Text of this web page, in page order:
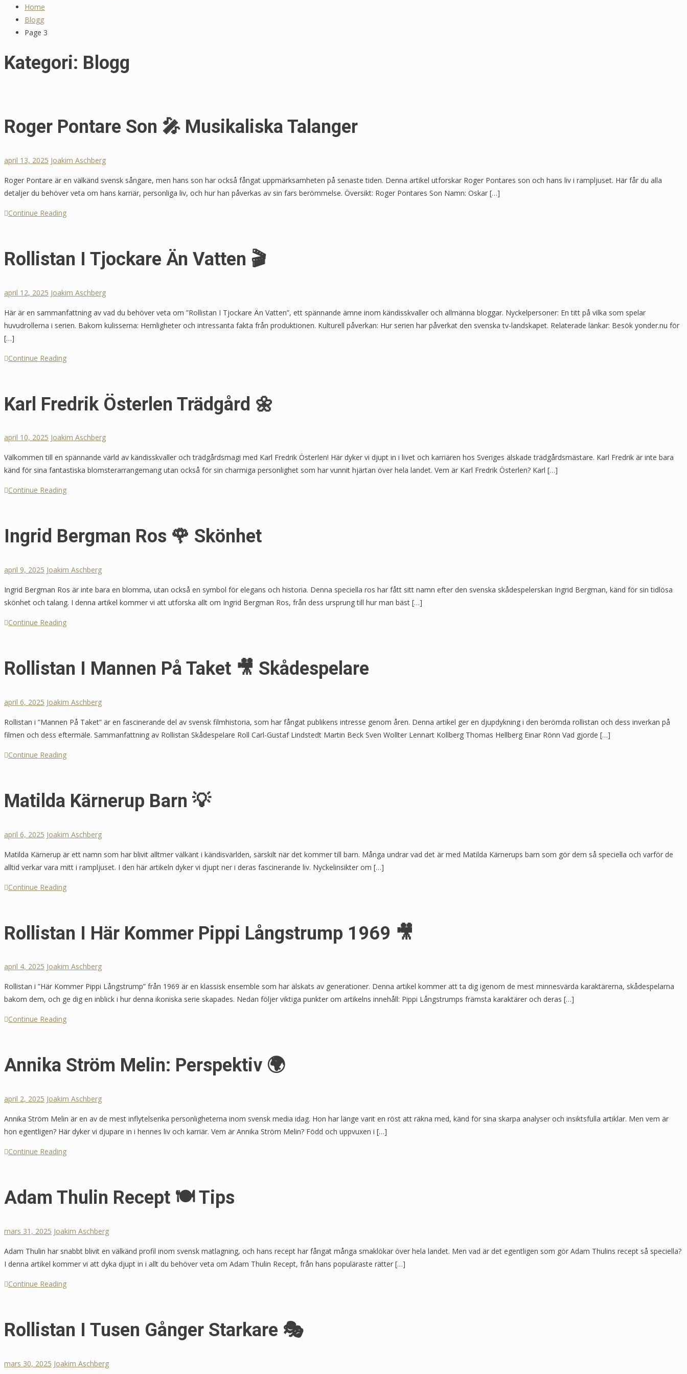
Home
Blogg
Page 3
Kategori: Blogg
Roger Pontare Son 🎤 Musikaliska Talanger
april 13, 2025 Joakim Aschberg
Roger Pontare är en välkänd svensk sångare, men hans son har också fångat uppmärksamheten på senaste tiden. Denna artikel utforskar Roger Pontares son och hans liv i rampljuset. Här får du alla
detaljer du behöver veta om hans karriär, personliga liv, och hur han påverkas av sin fars berömmelse. Översikt: Roger Pontares Son Namn: Oskar […]
Continue Reading
Rollistan I Tjockare Än Vatten 🎬
april 12, 2025 Joakim Aschberg
Här är en sammanfattning av vad du behöver veta om ”Rollistan I Tjockare Än Vatten”, ett spännande ämne inom kändisskvaller och allmänna bloggar. Nyckelpersoner: En titt på vilka som spelar
huvudrollerna i serien. Bakom kulisserna: Hemligheter och intressanta fakta från produktionen. Kulturell påverkan: Hur serien har påverkat den svenska tv-landskapet. Relaterade länkar: Besök yonder.nu för
[…]
Continue Reading
Karl Fredrik Österlen Trädgård 🌼
april 10, 2025 Joakim Aschberg
Välkommen till en spännande värld av kändisskvaller och trädgårdsmagi med Karl Fredrik Österlen! Här dyker vi djupt in i livet och karriären hos Sveriges älskade trädgårdsmästare. Karl Fredrik är inte bara
känd för sina fantastiska blomsterarrangemang utan också för sin charmiga personlighet som har vunnit hjärtan över hela landet. Vem är Karl Fredrik Österlen? Karl […]
Continue Reading
Ingrid Bergman Ros 🌹 Skönhet
april 9, 2025 Joakim Aschberg
Ingrid Bergman Ros är inte bara en blomma, utan också en symbol för elegans och historia. Denna speciella ros har fått sitt namn efter den svenska skådespelerskan Ingrid Bergman, känd för sin tidlösa
skönhet och talang. I denna artikel kommer vi att utforska allt om Ingrid Bergman Ros, från dess ursprung till hur man bäst […]
Continue Reading
Rollistan I Mannen På Taket 🎥 Skådespelare
april 6, 2025 Joakim Aschberg
Rollistan i ”Mannen På Taket” är en fascinerande del av svensk filmhistoria, som har fångat publikens intresse genom åren. Denna artikel ger en djupdykning i den berömda rollistan och dess inverkan på
filmen och dess eftermäle. Sammanfattning av Rollistan Skådespelare Roll Carl-Gustaf Lindstedt Martin Beck Sven Wollter Lennart Kollberg Thomas Hellberg Einar Rönn Vad gjorde […]
Continue Reading
Matilda Kärnerup Barn 💡
april 6, 2025 Joakim Aschberg
Matilda Kärnerup är ett namn som har blivit alltmer välkänt i kändisvärlden, särskilt när det kommer till barn. Många undrar vad det är med Matilda Kärnerups barn som gör dem så speciella och varför de
alltid verkar vara mitt i rampljuset. I den här artikeln dyker vi djupt ner i deras fascinerande liv. Nyckelinsikter om […]
Continue Reading
Rollistan I Här Kommer Pippi Långstrump 1969 🎥
april 4, 2025 Joakim Aschberg
Rollistan i ”Här Kommer Pippi Långstrump” från 1969 är en klassisk ensemble som har älskats av generationer. Denna artikel kommer att ta dig igenom de mest minnesvärda karaktärerna, skådespelarna
bakom dem, och ge dig en inblick i hur denna ikoniska serie skapades. Nedan följer viktiga punkter om artikelns innehåll: Pippi Långstrumps främsta karaktärer och deras […]
Continue Reading
Annika Ström Melin: Perspektiv 🌍
april 2, 2025 Joakim Aschberg
Annika Ström Melin är en av de mest inflytelserika personligheterna inom svensk media idag. Hon har länge varit en röst att räkna med, känd för sina skarpa analyser och insiktsfulla artiklar. Men vem är
hon egentligen? Här dyker vi djupare in i hennes liv och karriär. Vem är Annika Ström Melin? Född och uppvuxen i […]
Continue Reading
Adam Thulin Recept 🍽️ Tips
mars 31, 2025 Joakim Aschberg
Adam Thulin har snabbt blivit en välkänd profil inom svensk matlagning, och hans recept har fångat många smaklökar över hela landet. Men vad är det egentligen som gör Adam Thulins recept så speciella?
I denna artikel kommer vi att dyka djupt in i allt du behöver veta om Adam Thulin Recept, från hans populäraste rätter […]
Continue Reading
Rollistan I Tusen Gånger Starkare 🎭
mars 30, 2025 Joakim Aschberg